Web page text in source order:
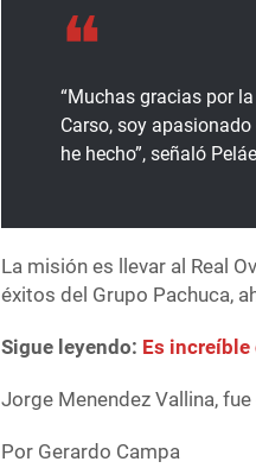
“Muchas gracias por
Carso, soy
he hecho”, señaló
La misión es llevar al Real
éxitos del Grupo Pachuca,
Sigue leyendo: Es increíble
Jorge Menendez Vallina,
Por Gerardo Campa